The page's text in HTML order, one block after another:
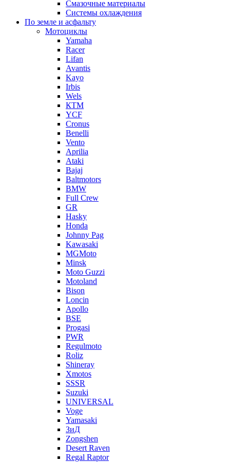
Смазочные материалы
Системы охлаждения
По земле и асфальту
Мотоциклы
Yamaha
Racer
Lifan
Avantis
Kayo
Irbis
Wels
КТМ
YCF
Cronus
Benelli
Vento
Aprilia
Ataki
Bajaj
Baltmotors
BMW
Full Crew
GR
Hasky
Honda
Johnny Pag
Kawasaki
MGMoto
Minsk
Moto Guzzi
Motoland
Bison
Loncin
Apollo
BSE
Progasi
PWR
Regulmoto
Roliz
Shineray
Xmotos
SSSR
Suzuki
UNIVERSAL
Voge
Yamasaki
ЗиД
Zongshen
Desert Raven
Regal Raptor